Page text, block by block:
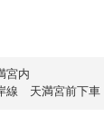
宮内
線　天満宮前下車